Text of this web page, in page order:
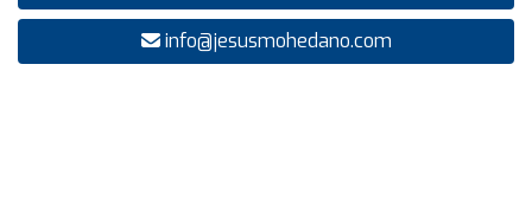
info@jesusmohedano.com